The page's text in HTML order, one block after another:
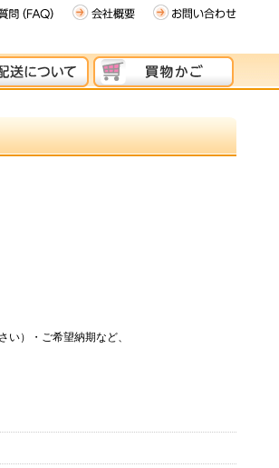
い）・ご希望納期など、